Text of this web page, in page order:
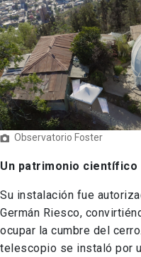
Observatorio Foster
Un patrimonio científico
Su instalación fue
Germán Riesco,
ocupar la cumbre del
telescopio se instaló por